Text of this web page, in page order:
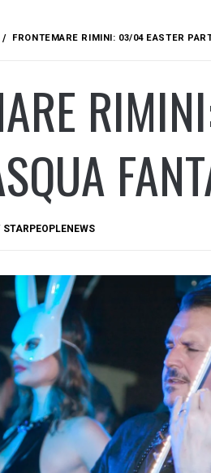
FRONTEMARE RIMINI: 03/04 EASTER
STARPEOPLENEWS